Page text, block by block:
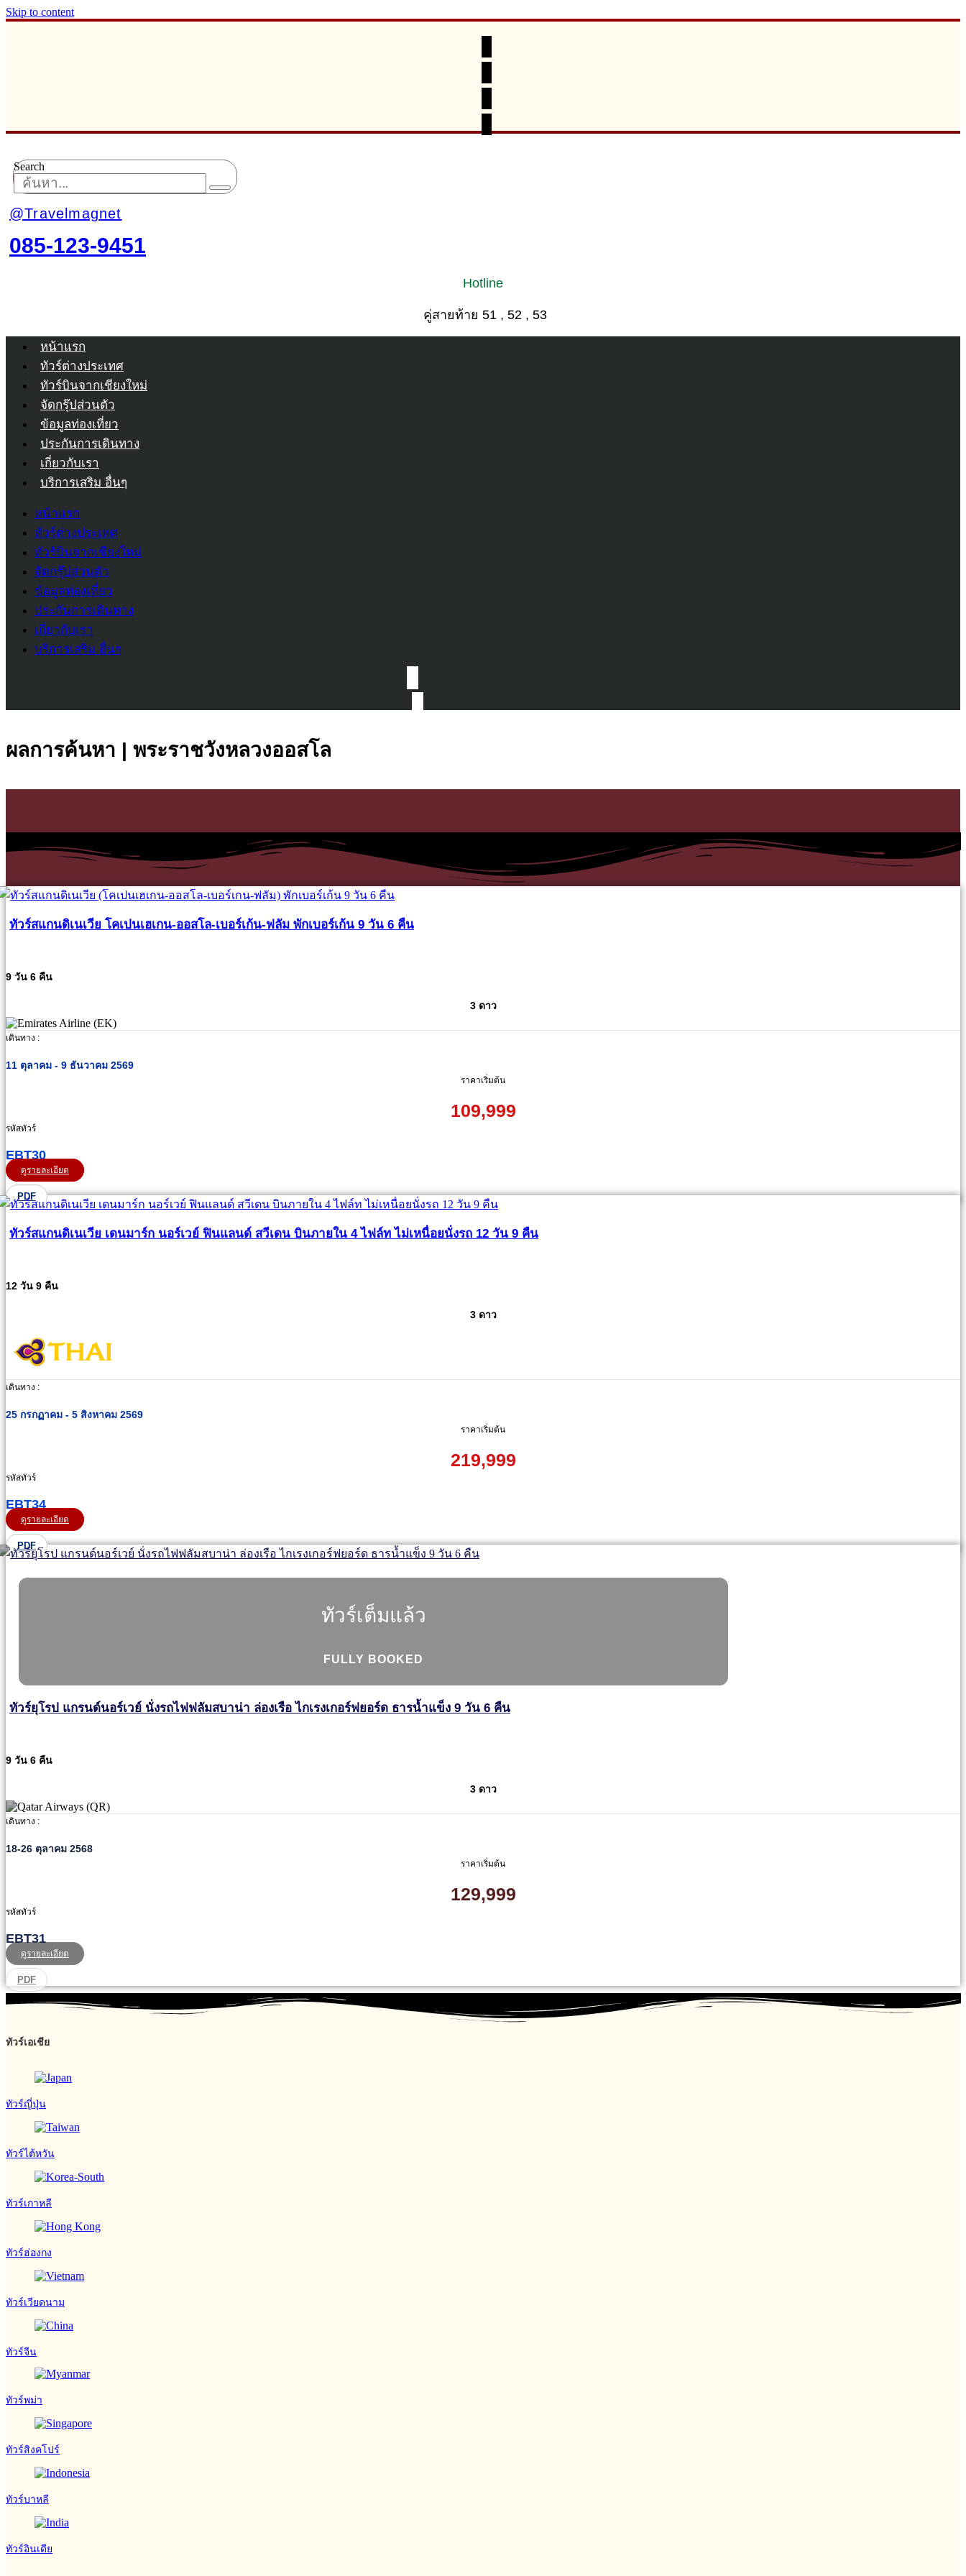
Skip to content
Search
@Travelmagnet
085-123-9451
Hotline
คู่สายท้าย 51 , 52 , 53
หน้าแรก
ทัวร์ต่างประเทศ
ทัวร์บินจากเชียงใหม่
จัดกรุ๊ปส่วนตัว
ข้อมูลท่องเที่ยว
ประกันการเดินทาง
เกี่ยวกับเรา
บริการเสริม อื่นๆ
หน้าแรก
ทัวร์ต่างประเทศ
ทัวร์บินจากเชียงใหม่
จัดกรุ๊ปส่วนตัว
ข้อมูลท่องเที่ยว
ประกันการเดินทาง
เกี่ยวกับเรา
บริการเสริม อื่นๆ
ผลการค้นหา | พระราชวังหลวงออสโล
ทัวร์สแกนดิเนเวีย โคเปนเฮเกน-ออสโล-เบอร์เก้น-ฟลัม พักเบอร์เก้น 9 วัน 6 คืน
9 วัน 6 คืน
3 ดาว
เดินทาง :
11 ตุลาคม - 9 ธันวาคม 2569
ราคาเริ่มต้น
109,999
รหัสทัวร์
EBT30
ดูรายละเอียด
PDF
ทัวร์สแกนดิเนเวีย เดนมาร์ก นอร์เวย์ ฟินแลนด์ สวีเดน บินภายใน 4 ไฟล์ท ไม่เหนื่อยนั่งรถ 12 วัน 9 คืน
12 วัน 9 คืน
3 ดาว
เดินทาง :
25 กรกฏาคม - 5 สิงหาคม 2569
ราคาเริ่มต้น
219,999
รหัสทัวร์
EBT34
ดูรายละเอียด
PDF
ทัวร์เต็มแล้ว
FULLY BOOKED
ทัวร์ยุโรป แกรนด์นอร์เวย์ นั่งรถไฟฟลัมสบาน่า ล่องเรือ ไกเรงเกอร์ฟยอร์ด ธารน้ำแข็ง 9 วัน 6 คืน
9 วัน 6 คืน
3 ดาว
เดินทาง :
18-26 ตุลาคม 2568
ราคาเริ่มต้น
129,999
รหัสทัวร์
EBT31
ดูรายละเอียด
PDF
ทัวร์เอเชีย
ทัวร์ญี่ปุ่น
ทัวร์ไต้หวัน
ทัวร์เกาหลี
ทัวร์ฮ่องกง
ทัวร์เวียดนาม
ทัวร์จีน
ทัวร์พม่า
ทัวร์สิงคโปร์
ทัวร์บาหลี
ทัวร์อินเดีย